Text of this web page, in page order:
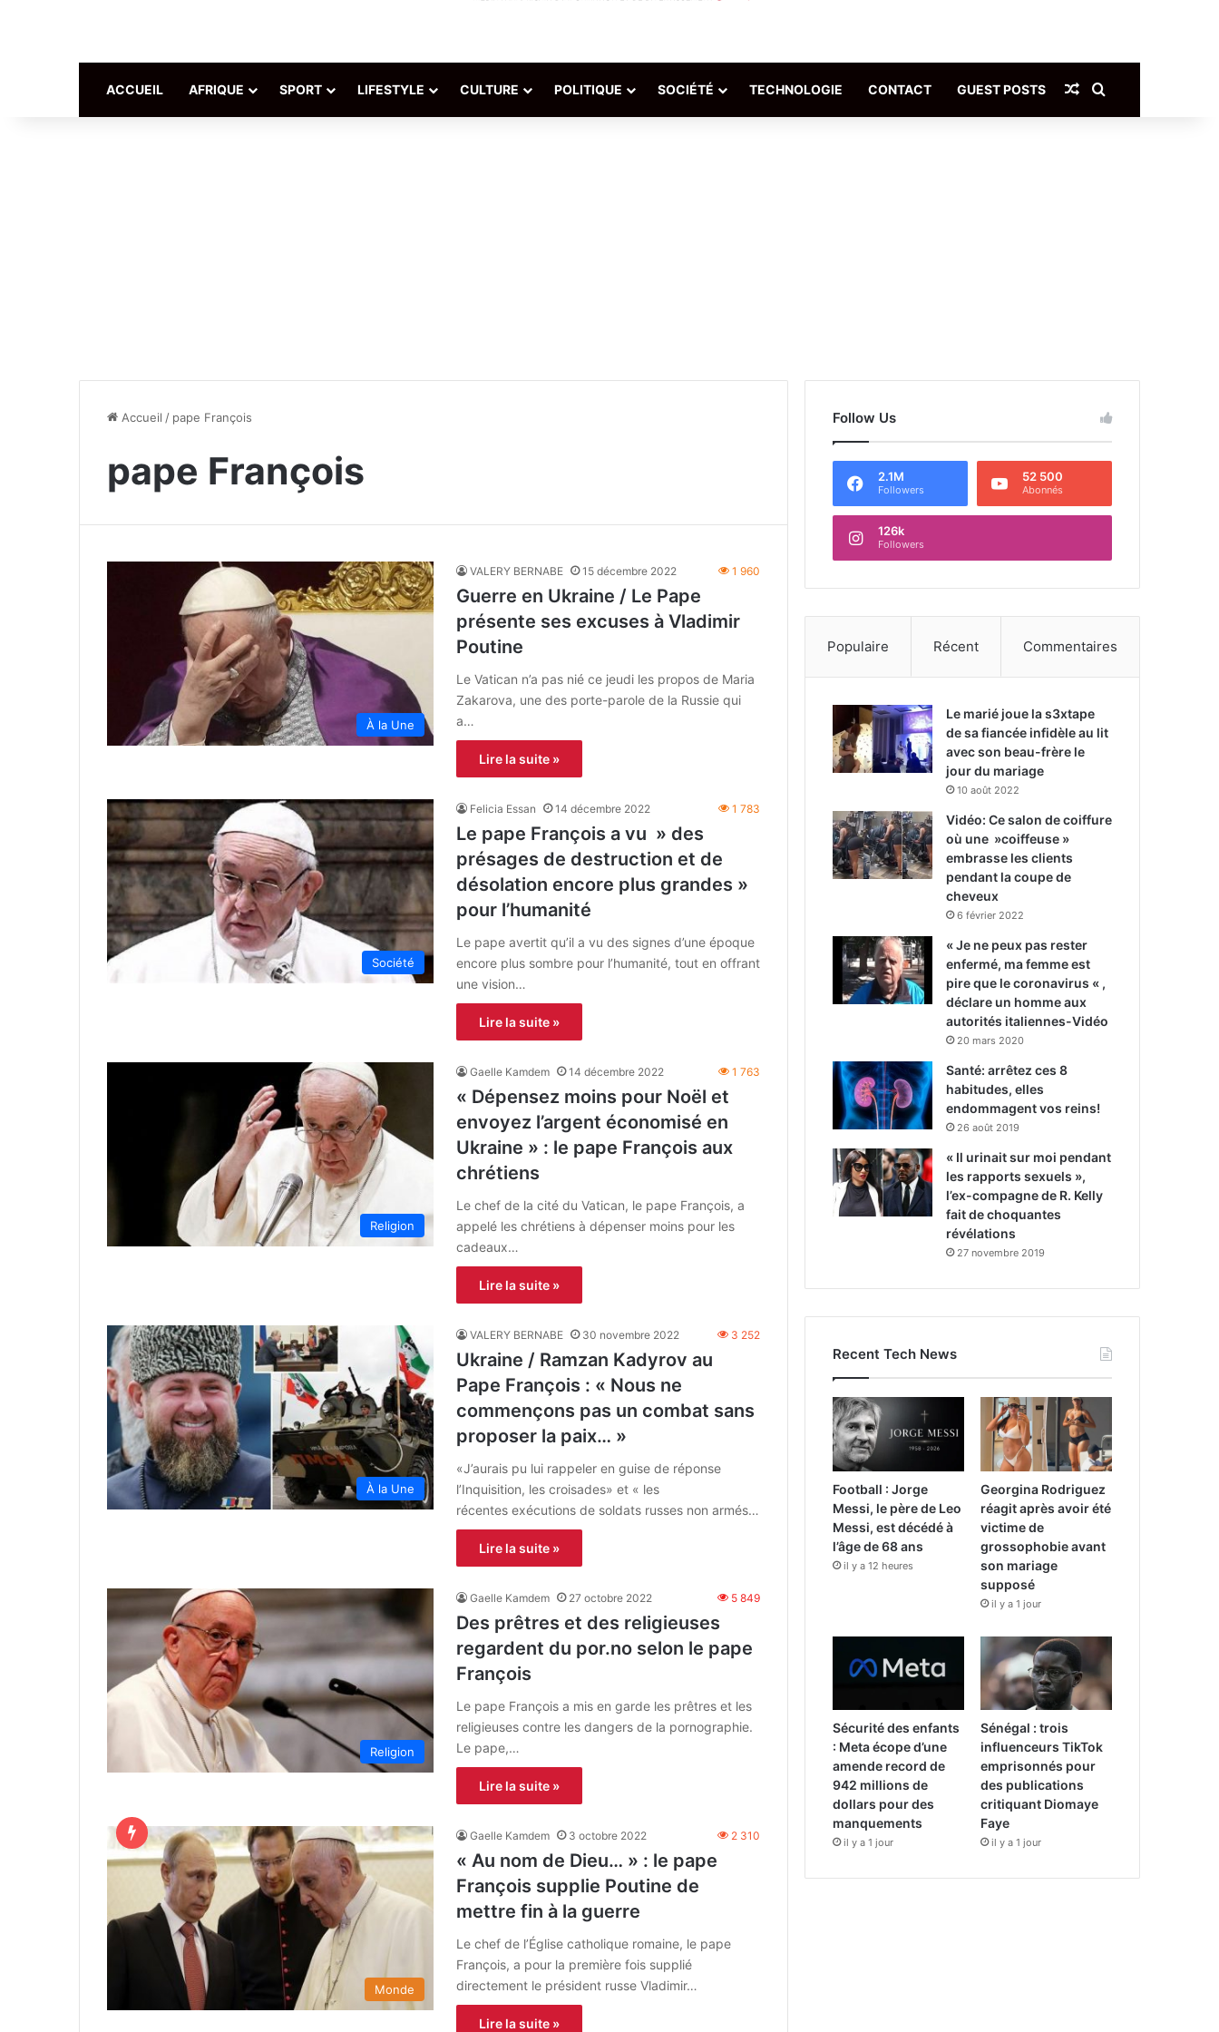
ACCUEIL AFRIQUE SPORT LIFESTYLE CULTURE POLITIQUE SOCIÉTÉ TECHNOLOGIE CONTACT GUEST POSTS Article Aléatoire
Accueil / pape François
pape François
À la Une
VALERY BERNABE 15 décembre 2022 1 960
Guerre en Ukraine / Le Pape
présente ses excuses à Vladimir
Poutine
Le Vatican n’a pas nié ce jeudi les propos de Maria
Zakarova, une des porte-parole de la Russie qui
a…
Lire la suite »
Société
Felicia Essan 14 décembre 2022 1 783
Le pape François a vu » des
présages de destruction et de
désolation encore plus grandes »
pour l’humanité
Le pape avertit qu’il a vu des signes d’une époque
encore plus sombre pour l’humanité, tout en offrant
une vision…
Lire la suite »
Religion
Gaelle Kamdem 14 décembre 2022 1 763
« Dépensez moins pour Noël et
envoyez l’argent économisé en
Ukraine » : le pape François aux
chrétiens
Le chef de la cité du Vatican, le pape François, a
appelé les chrétiens à dépenser moins pour les
cadeaux…
Lire la suite »
À la Une
VALERY BERNABE 30 novembre 2022 3 252
Ukraine / Ramzan Kadyrov au
Pape François : « Nous ne
commençons pas un combat sans
proposer la paix… »
«J’aurais pu lui rappeler en guise de réponse
l’Inquisition, les croisades» et « les
récentes exécutions de soldats russes non armés…
Lire la suite »
Religion
Gaelle Kamdem 27 octobre 2022 5 849
Des prêtres et des religieuses
regardent du por.no selon le pape
François
Le pape François a mis en garde les prêtres et les
religieuses contre les dangers de la pornographie.
Le pape,…
Lire la suite »
Monde
Gaelle Kamdem 3 octobre 2022 2 310
« Au nom de Dieu… » : le pape
François supplie Poutine de
mettre fin à la guerre
Le chef de l’Église catholique romaine, le pape
François, a pour la première fois supplié
directement le président russe Vladimir…
Lire la suite »
Follow Us
2.1M
Followers
52 500
Abonnés
126k
Followers
Populaire Récent Commentaires
Le marié joue la s3xtape
de sa fiancée infidèle au lit
avec son beau-frère le
jour du mariage
10 août 2022
Vidéo: Ce salon de coiffure
où une »coiffeuse »
embrasse les clients
pendant la coupe de
cheveux
6 février 2022
« Je ne peux pas rester
enfermé, ma femme est
pire que le coronavirus « ,
déclare un homme aux
autorités italiennes-Vidéo
20 mars 2020
Santé: arrêtez ces 8
habitudes, elles
endommagent vos reins!
26 août 2019
« Il urinait sur moi pendant
les rapports sexuels »,
l’ex-compagne de R. Kelly
fait de choquantes
révélations
27 novembre 2019
Recent Tech News
Football : Jorge
Messi, le père de Leo
Messi, est décédé à
l’âge de 68 ans
il y a 12 heures
Georgina Rodriguez
réagit après avoir été
victime de
grossophobie avant
son mariage
supposé
il y a 1 jour
Sécurité des enfants
: Meta écope d’une
amende record de
942 millions de
dollars pour des
manquements
il y a 1 jour
Sénégal : trois
influenceurs TikTok
emprisonnés pour
des publications
critiquant Diomaye
Faye
il y a 1 jour